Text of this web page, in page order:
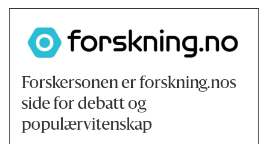
Forskersonen er forskning.nos
side for debatt og
populærvitenskap